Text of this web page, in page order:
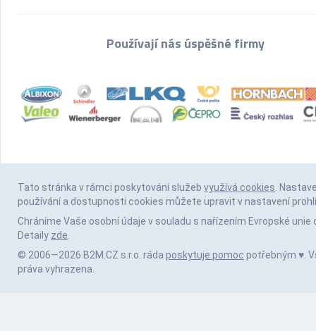
Používají nás úspěšné firmy
Tato stránka v rámci poskytování služeb využívá cookies.
používání a dostupnosti cookies můžete upravit v nastavení
Chráníme Vaše osobní údaje v souladu s nařízením Evropské unie
Detaily zde.
© 2006—2026 B2M.CZ s.r.o. ráda poskytuje pomoc potřebným ♥️.
práva vyhrazena.